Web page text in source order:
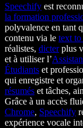
Speechify est
la formation
polyvalence en tant
contenu via le text to
réalistes, dicterplus
et à utiliser l’
Étudiants et
qui enregistre et
résumés et tâches,
Grâce à un accès
Chrome, Speechify
expérience vocale